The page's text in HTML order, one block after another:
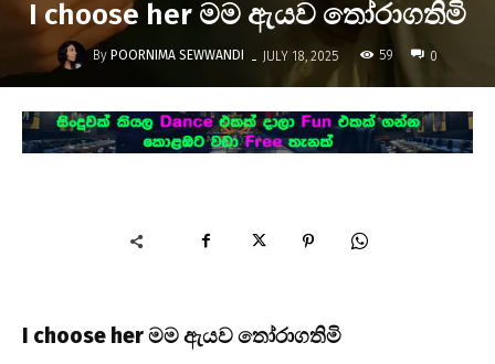
I choose her මම ඇයව තෝරාගතිමි
By POORNIMA SEWWANDI - JULY 18, 2025 59 0
I choose her මම ඇයව තෝරාගතිමි